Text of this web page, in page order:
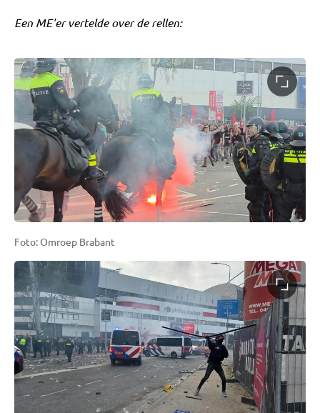
Een ME'er vertelde over de rellen:
Foto: Omroep Brabant